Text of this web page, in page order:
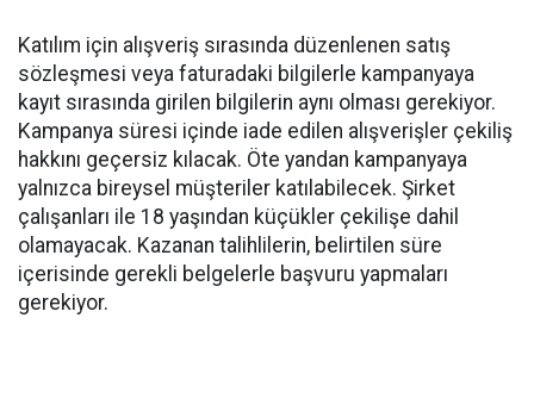
Katılım için alışveriş sırasında düzenlenen satış
sözleşmesi veya faturadaki bilgilerle kampanyaya
kayıt sırasında girilen bilgilerin aynı olması gerekiyor.
Kampanya süresi içinde iade edilen alışverişler çekiliş
hakkını geçersiz kılacak. Öte yandan kampanyaya
yalnızca bireysel müşteriler katılabilecek. Şirket
çalışanları ile 18 yaşından küçükler çekilişe dahil
olamayacak. Kazanan talihlilerin, belirtilen süre
içerisinde gerekli belgelerle başvuru yapmaları
gerekiyor.